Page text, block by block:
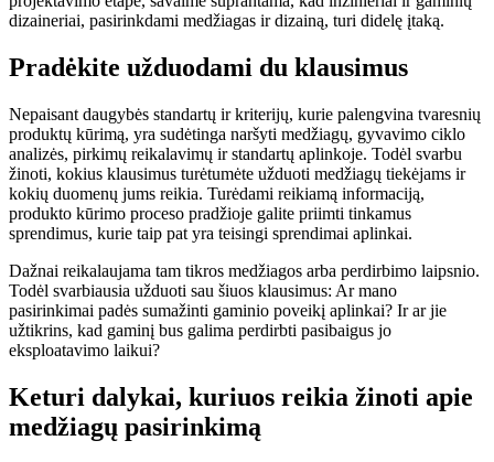
dizaineriai, pasirinkdami medžiagas ir dizainą, turi didelę įtaką.
Pradėkite užduodami du klausimus
Nepaisant daugybės standartų ir kriterijų, kurie palengvina tvaresnių
produktų kūrimą, yra sudėtinga naršyti medžiagų, gyvavimo ciklo
analizės, pirkimų reikalavimų ir standartų aplinkoje. Todėl svarbu
žinoti, kokius klausimus turėtumėte užduoti medžiagų tiekėjams ir
kokių duomenų jums reikia. Turėdami reikiamą informaciją,
produkto kūrimo proceso pradžioje galite priimti tinkamus
sprendimus, kurie taip pat yra teisingi sprendimai aplinkai.
Dažnai reikalaujama tam tikros medžiagos arba perdirbimo laipsnio.
Todėl svarbiausia užduoti sau šiuos klausimus: Ar mano
pasirinkimai padės sumažinti gaminio poveikį aplinkai? Ir ar jie
užtikrins, kad gaminį bus galima perdirbti pasibaigus jo
eksploatavimo laikui?
Keturi dalykai, kuriuos reikia žinoti apie
medžiagų pasirinkimą